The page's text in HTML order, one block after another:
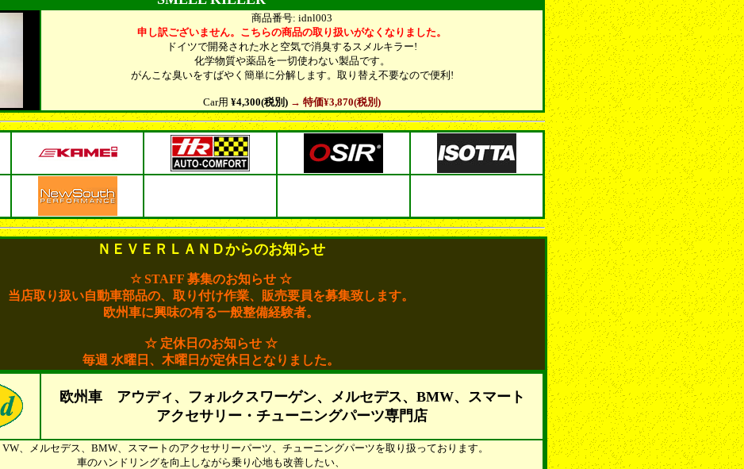
商品番号: idnl003
申し訳ございません。こちらの商品の取り扱いがなくなりました。
ドイツで開発された水と空気で消臭するスメルキラー!
化学物質や薬品を一切使わない製品です。
がんこな臭いをすばやく簡単に分解します。取り替え不要なので便利!
Car用 ¥4,300(税別) → 特価¥3,870(税別)
ＮＥＶＥＲＬＡＮＤからのお知らせ
☆ STAFF 募集のお知らせ ☆
当店取り扱い自動車部品の、取り付け作業、販売要員を募集致します。
欧州車に興味の有る一般整備経験者。
☆ 定休日のお知らせ ☆
毎週 水曜日、木曜日が定休日となりました。
欧州車 アウディ、フォルクスワーゲン、メルセデス、BMW、スマート
アクセサリー・チューニングパーツ専門店
、メルセデス、BMW、スマートのアクセサリーパーツ、チューニングパーツを取り扱っております。
車のハンドリングを向上しながら乗り心地も改善したい、